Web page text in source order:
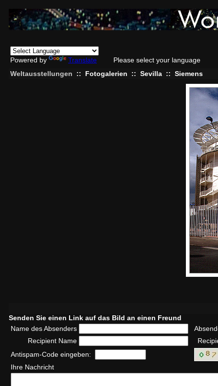
Powered by Translate
Please select your language
Weltausstellungen
:: Fotogalerien :: Sevilla :: Siemens
Senden Sie einen Link auf das Bild an einen Freund
Name des Absenders
Recipient Name
Antispam-Code eingeben:
Ihre Nachricht